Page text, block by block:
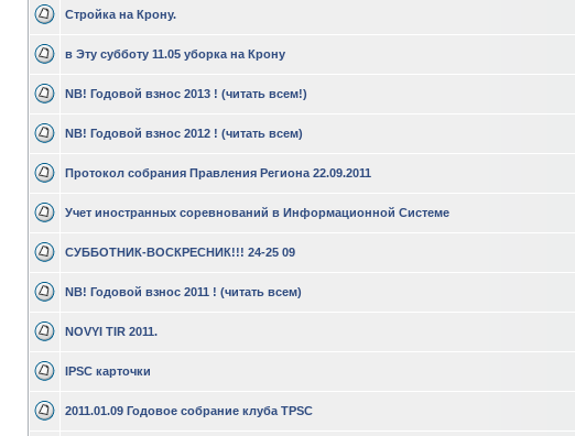
Стройка на Крону.
в Эту субботу 11.05 уборкa на Крону
NB! Годовой взнос 2013 ! (читать всем!)
NB! Годовой взнос 2012 ! (читать всем)
Протокол собрания Правления Региона 22.09.2011
Учет иностранных соревнований в Информационной Системе
СУББОТНИК-ВОСКРЕСНИК!!! 24-25 09
NB! Годовой взнос 2011 ! (читать всем)
NOVYI TIR 2011.
IPSC карточки
2011.01.09 Годовое собрание клуба TPSC